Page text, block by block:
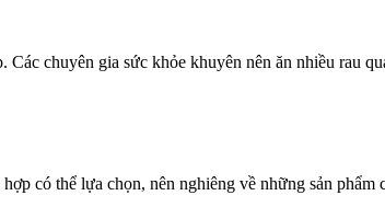
chuyên gia sức khỏe khuyên nên ăn nhiều rau
có thể lựa chọn, nên nghiêng về những sản phẩm